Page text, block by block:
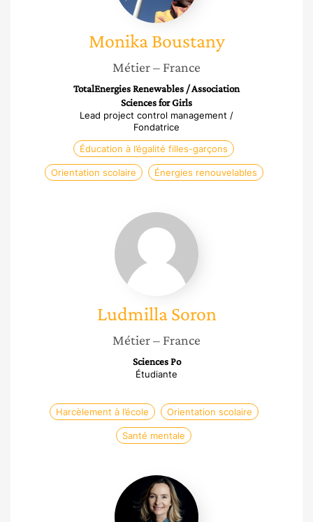
Monika Boustany
Métier– France
TotalEnergies Renewables / Association
Sciences for Girls
Lead project control management /
Fondatrice
Éducation à l’égalité filles-garçons
Orientation scolaire Énergies renouvelables
Ludmilla
Soron
Ludmilla Soron
Métier– France
Sciences Po
Étudiante
Harcèlement à l’école Orientation scolaire
Santé mentale
Caroll
Le
Fur